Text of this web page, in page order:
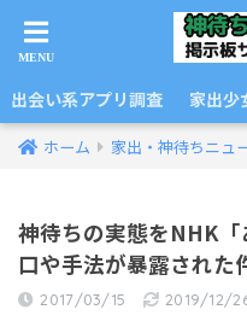
出会い系アプリ調査 家出少
ホーム 家出・神待ちニュ
神待ちの実態をNHK
口や手法が暴露された
2017/03/15 2019/12/